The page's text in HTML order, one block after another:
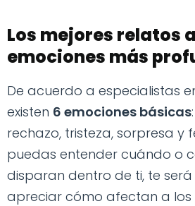
Los mejores relatos
emociones más
De acuerdo a especialistas
existen 6 emociones básicas
rechazo, tristeza, sorpresa y
puedas entender cuándo o
disparan dentro de ti, te será
apreciar cómo afectan a los